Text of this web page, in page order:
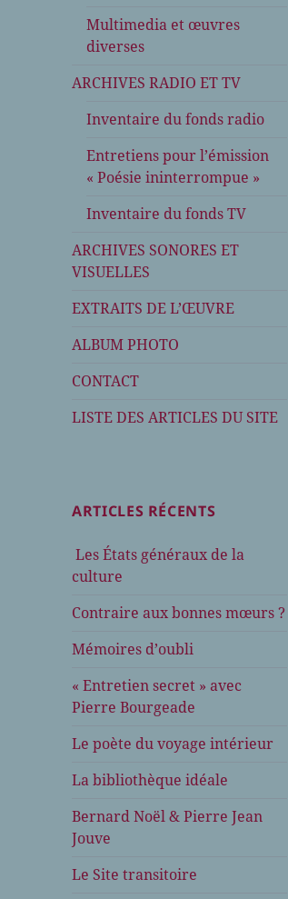
Multimedia et œuvres
diverses
ARCHIVES RADIO ET TV
Inventaire du fonds radio
Entretiens pour l’émission
« Poésie ininterrompue »
Inventaire du fonds TV
ARCHIVES SONORES ET
VISUELLES
EXTRAITS DE L’ŒUVRE
ALBUM PHOTO
CONTACT
LISTE DES ARTICLES DU SITE
ARTICLES RÉCENTS
Les États généraux de la
culture
Contraire aux bonnes mœurs ?
Mémoires d’oubli
« Entretien secret » avec
Pierre Bourgeade
Le poète du voyage intérieur
La bibliothèque idéale
Bernard Noël & Pierre Jean
Jouve
Le Site transitoire